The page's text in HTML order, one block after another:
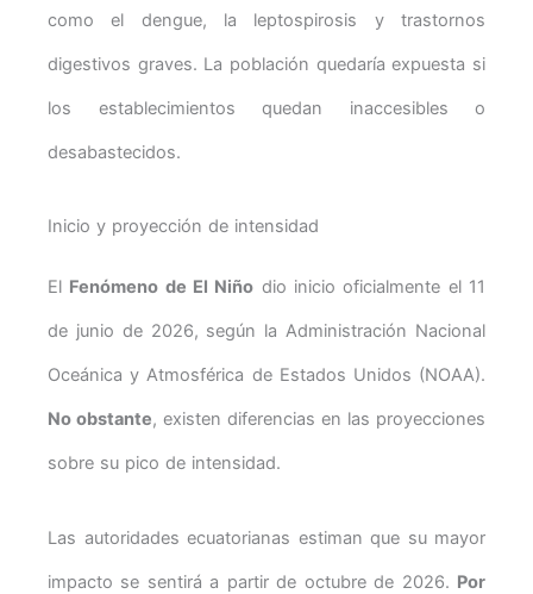
como el dengue, la leptospirosis y trastornos
digestivos graves. La población quedaría expuesta si
los establecimientos quedan inaccesibles o
desabastecidos.
Inicio y proyección de intensidad
El Fenómeno de El Niño dio inicio oficialmente el 11
de junio de 2026, según la Administración Nacional
Oceánica y Atmosférica de Estados Unidos (NOAA).
No obstante, existen diferencias en las proyecciones
sobre su pico de intensidad.
Las autoridades ecuatorianas estiman que su mayor
impacto se sentirá a partir de octubre de 2026. Por